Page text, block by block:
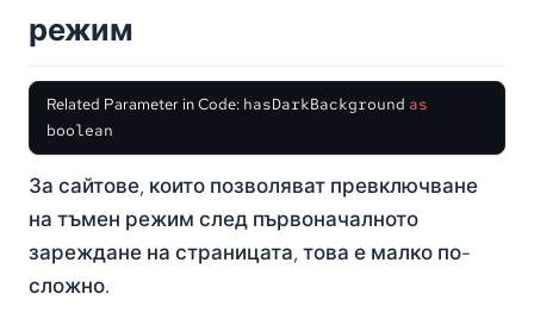
режим
Related Parameter in Code: hasDarkBackground as
boolean
За сайтове, които позволяват превключване
на тъмен режим след първоначалното
зареждане на страницата, това е малко по-
сложно.